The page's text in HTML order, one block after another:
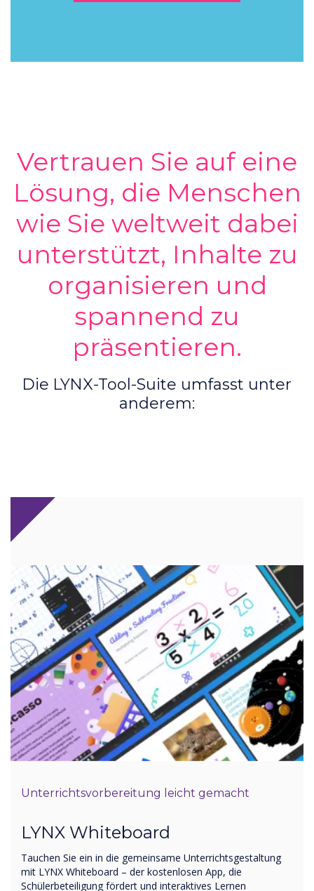
Vertrauen Sie auf eine
Lösung, die Menschen
wie Sie weltweit dabei
unterstützt, Inhalte zu
organisieren und
spannend zu
präsentieren.
Die LYNX-Tool-Suite umfasst unter
anderem:
Unterrichtsvorbereitung leicht gemacht
LYNX Whiteboard
Tauchen Sie ein in die gemeinsame Unterrichtsgestaltung
mit LYNX Whiteboard – der kostenlosen App, die
Schülerbeteiligung fördert und interaktives Lernen